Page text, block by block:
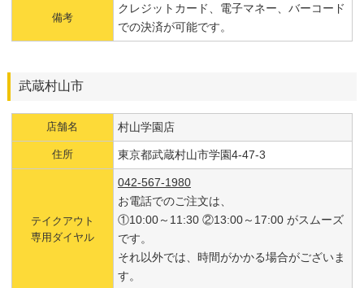
備考
クレジットカード、電子マネー、バーコード
での決済が可能です。
武蔵村山市
店舗名 村山学園店
住所 東京都武蔵村山市学園4-47-3
テイクアウト
専用ダイヤル
042-567-1980
お電話でのご注文は、
①10:00～11:30 ②13:00～17:00 がスムーズ
です。
それ以外では、時間がかかる場合がございま
す。